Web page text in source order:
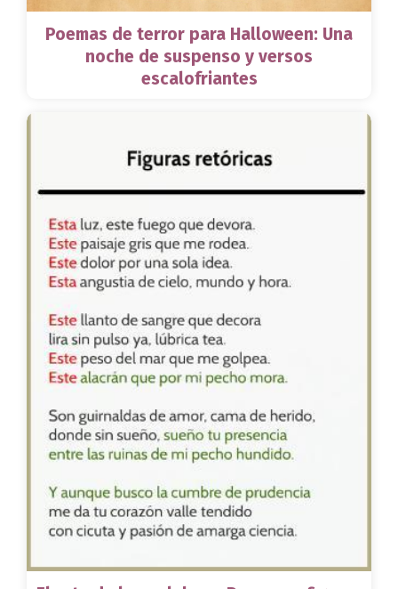
Poemas de terror para Halloween: Una
noche de suspenso y versos
escalofriantes